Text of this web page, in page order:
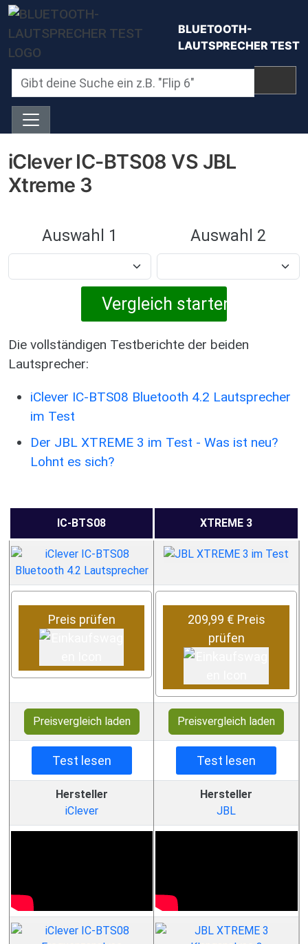
Direkt zum Inhalt
BLUETOOTH-
LAUTSPRECHER TEST
iClever IC-BTS08 VS JBL
Xtreme 3
Auswahl 1 Auswahl 2
Die vollständigen Testberichte der beiden
Lautsprecher:
iClever IC-BTS08 Bluetooth 4.2 Lautsprecher
im Test
Der JBL XTREME 3 im Test - Was ist neu?
Lohnt es sich?
IC-BTS08 XTREME 3
Preis prüfen
209,99 € Preis
prüfen
Preisvergleich laden Preisvergleich laden
Test lesen Test lesen
Hersteller
iClever
Hersteller
JBL